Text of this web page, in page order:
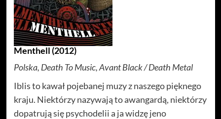
Menthell (2012)
Polska, Death To Music, Avant Black / Death Metal
Iblis to kawał pojebanej muzy z naszego pięknego
kraju. Niektórzy nazywają to awangardą, niektórzy
dopatrują się psychodelii a ja widzę jeno